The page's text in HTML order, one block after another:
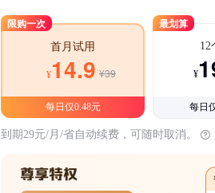
限购一次
首月试用
¥14.9 ¥39
每日仅0.48元
最划算
12
¥
每日
到期29元/月/省自动续费，可随时取消。